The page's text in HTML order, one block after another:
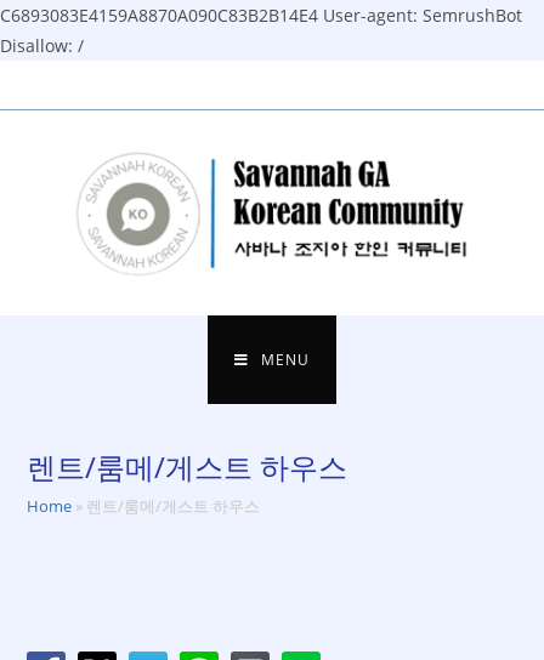
C6893083E4159A8870A090C83B2B14E4 User-agent: SemrushBot
Disallow: /
to
MENU
렌트/룸메/게스트 하우스
Home » 렌트/룸메/게스트 하우스